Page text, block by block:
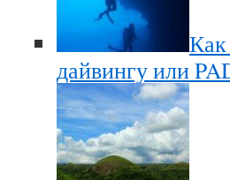
Как
дайвингу или